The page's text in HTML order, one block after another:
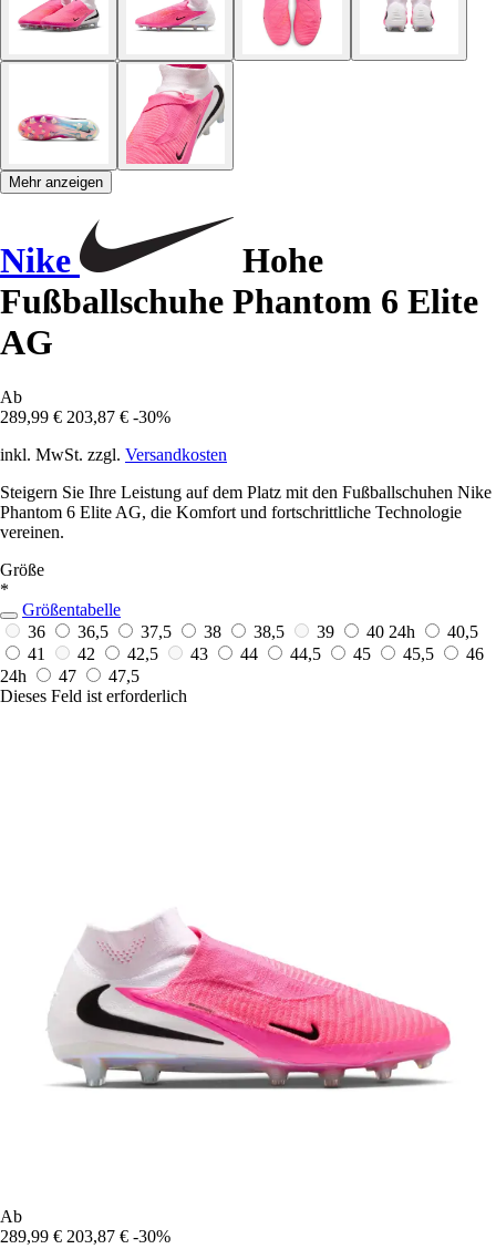
Mehr anzeigen
Nike
Hohe
Fußballschuhe Phantom 6 Elite
AG
Ab
289,99 € 203,87 € -30%
inkl. MwSt. zzgl. Versandkosten
Steigern Sie Ihre Leistung auf dem Platz mit den Fußballschuhen Nike
Phantom 6 Elite AG, die Komfort und fortschrittliche Technologie
vereinen.
Größe
*
Größentabelle
36
36,5 37,5 38 38,5 39 40 24h
40,5
41
42 42,5 43 44 44,5 45 45,5
46
24h
47
47,5
Dieses Feld ist erforderlich
Ab
289,99 € 203,87 € -30%